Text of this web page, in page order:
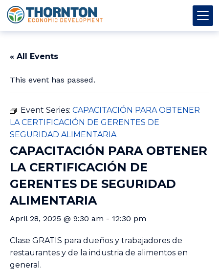
Skip to content
Main Navigation
Thornton OED
« All Events
This event has passed.
Event Series: CAPACITACIÓN PARA OBTENER
LA CERTIFICACIÓN DE GERENTES DE
SEGURIDAD ALIMENTARIA
CAPACITACIÓN PARA OBTENER
LA CERTIFICACIÓN DE
GERENTES DE SEGURIDAD
ALIMENTARIA
April 28, 2025 @ 9:30 am - 12:30 pm
Clase GRATIS para dueños y trabajadores de
restaurantes y de la industria de alimentos en
general.